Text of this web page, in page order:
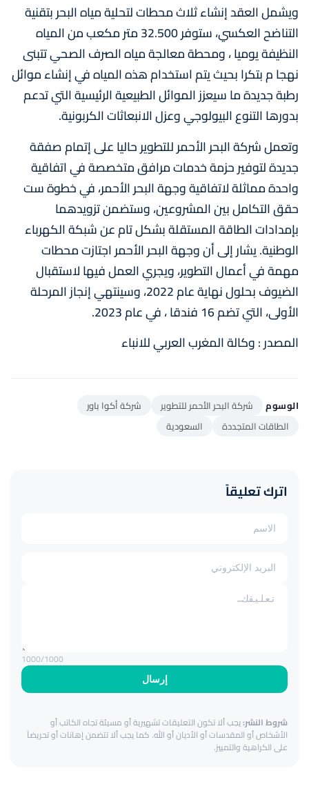
ويشمل العقد إنشاء ثلاث محطات لتحلية مياه البحر بتقنية
التناضح العكسي، ستوفر 32.500 متر مكعب من المياه
النظيفة يوميا ، ومحطة معالجة مياه الصرف الصحي تتبنى
نهجا م بتكرا بحيث يتم استخدام هذه المياه في إنشاء موائل
رطبة جديدة ما سيعزز الموائل الطبيعية الرئيسية التي تدعم
بدورها التنوع البيولوجي وعزل الانبعاثات الكربونية.
وتعمل شركة البحر الأحمر للتطوير حاليا على إتمام صفقة
جديدة لتوفير حزمة خدمات مرافق متخصصة في اتفاقية
واحدة مماثلة لاتفاقية وجهة البحر الأحمر، في خطوة ست
حقق التكامل بين المشروعين، وستضمن تزويدهما
بإمدادات الطاقة المستقلة بشكل تام عن شبكة الكهرباء
الوطنية. يشار إلى أن وجهة البحر الأحمر اجتازت محطات
مهمة في أعمال التطوير، ويجري العمل فيها لاستقبال
الضيوف بحلول نهاية عام 2022، وسينتهي إنجاز المرحلة
الأولى، التي تضم 16 فندقا ، في عام 2023.
المصدر : وكالة المغرب العربي للانباء
الوسوم شركة البحر الأحمر للتطوير
شركة أكوا باور
الطاقات المتجددة
السعودية
اترك تعليقاً
إرسال
1000/1000
شروط النشر:يجب ألا تكون التعليقات تشهيرية أو مسيئة تجاه الكاتب أو
الأشخاص أو المقدسات أو الأديان أو الله. كما يجب ألا تتضمن إهانات أو تحريضاً
على الكراهية والتمييز.